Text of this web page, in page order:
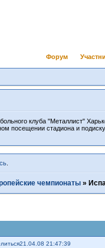
Форум
клуба "Металлист"
посещении стадиона и
.
чемпионаты »
21.04.08 21:47:39